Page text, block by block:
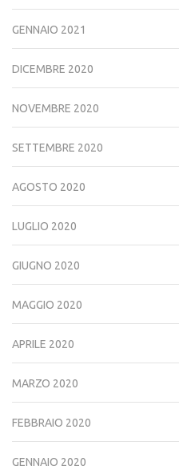
GENNAIO 2021
DICEMBRE 2020
NOVEMBRE 2020
SETTEMBRE 2020
AGOSTO 2020
LUGLIO 2020
GIUGNO 2020
MAGGIO 2020
APRILE 2020
MARZO 2020
FEBBRAIO 2020
GENNAIO 2020